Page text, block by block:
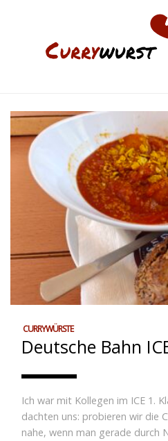
CURRYWÜRSTE
Deutsche Bahn
Ich war mit Kollegen im ICE 1.
dachten uns: probieren wir die
nahe, wenn man gerade durch